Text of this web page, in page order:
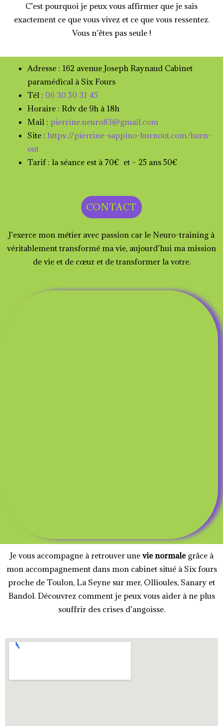
C’est pourquoi je peux vous affirmer que je sais
exactement ce que vous vivez et ce que vous ressentez.
Vous n’êtes pas seule !
Adresse : 162 avenue Joseph Raynaud Cabinet
paramédical à Six Fours
Tél : 06 30 50 31 45
Horaire : Rdv de 9h à 18h
Mail : pierrine.neuro83@gmail.com
Site : https://pierrine-sappino-burnout.com/burn-
out
Tarif : la séance est à 70€ et – 25 ans 50€
CONTACT
J’exerce mon métier avec passion car le Neuro-training à
véritablement transformé ma vie, aujourd’hui ma mission
de vie et de cœur et de transformer la votre.
Je vous accompagne à retrouver une vie normalegrâce à
mon accompagnement dans mon cabinet situé à Six fours
proche de Toulon, La Seyne sur mer, Ollioules, Sanary et
Bandol. Découvrez comment je peux vous aider à ne plus
souffrir des crises d’angoisse.